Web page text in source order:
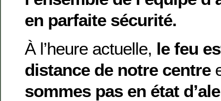
en parfaite sécurité.
À l’heure actuelle, le feu
distance de notre centre
sommes pas en état